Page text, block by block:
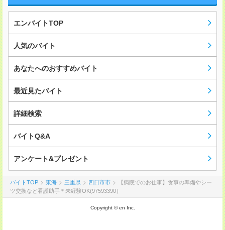
エンバイトTOP
人気のバイト
あなたへのおすすめバイト
最近見たバイト
詳細検索
バイトQ&A
アンケート&プレゼント
バイトTOP 東海 三重県 四日市市
【病院でのお仕事】食事の準備やシー
ツ交換など看護助手＊未経験OK(97593390）
Copyright © en Inc.